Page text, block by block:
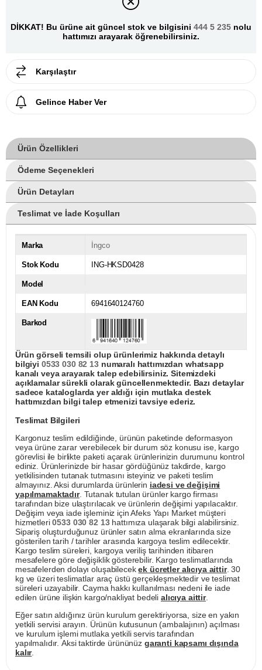
DİKKAT! Bu ürüne ait güncel stok ve bilgisini 444 5 235 nolu
hattımızı arayarak öğrenebilirsiniz.
Karşılaştır
Gelince Haber Ver
Ürün Özellikleri
Ödeme Seçenekleri
Ürün Detayları
Teslimat ve İade Koşulları
Marka İngco
Stok Kodu ING-HKSD0428
Model
EAN Kodu 6941640124760
Barkod
Ürün görseli temsili olup ürünlerimiz hakkında detaylı
bilgiyi 0533 030 82 13numaralı hattımızdan whatsapp
kanalı veya arayarak talep edebilirsiniz. Sitemizdeki
açıklamalar sürekli olarak güncellenmektedir. Bazı detaylar
sadece kataloglarda yer aldığı için mutlaka destek
hattımızdan bilgi talep etmenizi tavsiye ederiz.
Teslimat Bilgileri
Kargonuz teslim edildiğinde, ürünün paketinde deformasyon
veya ürüne zarar verebilecek bir durum söz konusu ise, kargo
görevlisi ile birlikte paketi açarak ürünlerinizin durumunu kontrol
ediniz. Ürünlerinizde bir hasar gördüğünüz takdirde, kargo
yetkilisinden tutanak tutmasını isteyiniz ve paketi teslim
almayınız. Aksi durumlarda ürünlerin iadesi ve değişimi
yapılmamaktadır. Tutanak tutulan ürünler kargo firması
tarafından bize ulaştırılacak ve ürünlerin değişimi yapılacaktır.
Değişim veya iade işleminiz için Afeks Yapı Market müşteri
hizmetleri0533 030 82 13hattımıza ulaşarak bilgi alabilirsiniz.
Sipariş oluşturduğunuz ürünler satın alma ekranlarında size
gösterilen tarih / tarihler arasında kargoya teslim edilecektir.
Kargo teslim süreleri, kargoya veriliş tarihinden itibaren
mesafelere göre değişiklik gösterebilir. Kargo teslimatlarında
mesafelerden dolayı oluşabilecekek ücretler alıcıya aittir. 30
kg ve üzeri teslimatlar araç üstü gerçekleşmektedir ve teslimat
süreleri uzayabilir. Cayma hakkı kullanılması nedeni ile iade
edilen ürüne ilişkin kargo/nakliyat bedeli alıcıya aittir.
Eğer satın aldığınız ürün kurulum gerektiriyorsa, size en yakın
yetkili servisi arayın. Ürünün kutusunun (ambalajının) açılması
ve kurulum işlemi mutlaka yetkili servis tarafından
yapılmalıdır. Aksi taktirde ürününüz garanti kapsamı dışında
kalır.